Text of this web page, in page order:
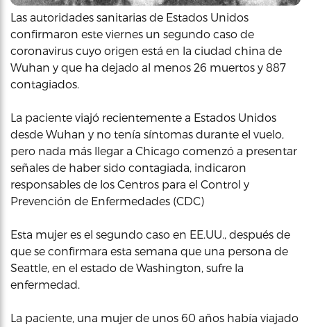
Las autoridades sanitarias de Estados Unidos
confirmaron este viernes un segundo caso de
coronavirus cuyo origen está en la ciudad china de
Wuhan y que ha dejado al menos 26 muertos y 887
contagiados.
La paciente viajó recientemente a Estados Unidos
desde Wuhan y no tenía síntomas durante el vuelo,
pero nada más llegar a Chicago comenzó a presentar
señales de haber sido contagiada, indicaron
responsables de los Centros para el Control y
Prevención de Enfermedades (CDC)
Esta mujer es el segundo caso en EE.UU., después de
que se confirmara esta semana que una persona de
Seattle, en el estado de Washington, sufre la
enfermedad.
La paciente, una mujer de unos 60 años había viajado